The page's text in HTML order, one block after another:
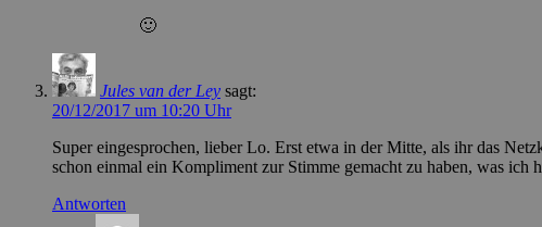
🙂
Jules van der Ley sagt:
20/12/2017 um 10:20 Uhr
Super eingesprochen, lieber Lo. Erst etwa in der Mitte, als ihr das
schon einmal ein Kompliment zur Stimme gemacht zu haben, was
Antworten